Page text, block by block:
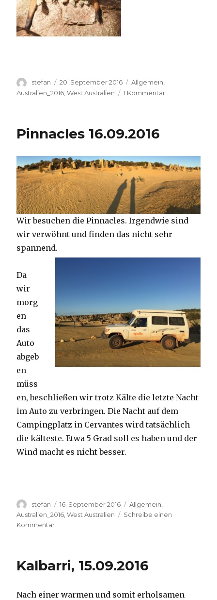
Autor
stefan
Veröffentlicht
am
20. September 2016 Kategorien
Allgemein,
Australien_2016 ,West Australien 1 Kommentarzu
Pinnacles 16.09.2016
Wir besuchen die Pinnacles. Irgendwie sind
wir verwöhnt und finden das nicht sehr
spannend.
Da
wir
morg
en
das
Auto
abgeb
en
müss
en, beschließen wir trotz Kälte die letzte Nacht
im Auto zu verbringen. Die Nacht auf dem
Campingplatz in Cervantes wird tatsächlich
die kälteste. Etwa 5 Grad soll es haben und der
Wind macht es nicht besser.
Autor
stefan
Veröffentlicht
am
16. September 2016 Kategorien
Allgemein
Australien_2016 ,West Australien
Schreibe einen
Kommentarzu
Kalbarri, 15.09.2016
Nach einer warmen und somit erholsamen